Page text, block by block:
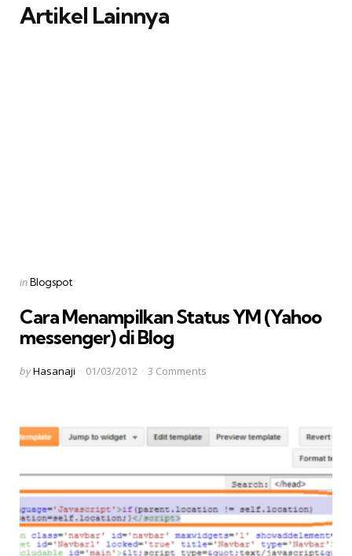
Artikel Lainnya
Categories
Posted
inBlogspot
Cara Menampilkan Status YM (Yahoo
messenger) di Blog
Posted
byHasanaji 01/03/2012 3 Comments